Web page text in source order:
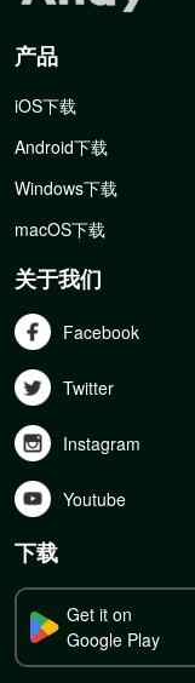
产品
iOS下载
Android下载
Windows下载
macOS下载
关于我们
Facebook
Twitter
Instagram
Youtube
下载
Get it on
Google Play